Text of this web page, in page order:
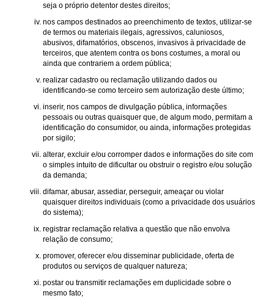
seja o próprio detentor destes direitos;
nos campos destinados ao preenchimento de textos, utilizar-se
de termos ou materiais ilegais, agressivos, caluniosos,
abusivos, difamatórios, obscenos, invasivos à privacidade de
terceiros, que atentem contra os bons costumes, a moral ou
ainda que contrariem a ordem pública;
realizar cadastro ou reclamação utilizando dados ou
identificando-se como terceiro sem autorização deste último;
inserir, nos campos de divulgação pública, informações
pessoais ou outras quaisquer que, de algum modo, permitam a
identificação do consumidor, ou ainda, informações protegidas
por sigilo;
alterar, excluir e/ou corromper dados e informações do site com
o simples intuito de dificultar ou obstruir o registro e/ou solução
da demanda;
difamar, abusar, assediar, perseguir, ameaçar ou violar
quaisquer direitos individuais (como a privacidade dos usuários
do sistema);
registrar reclamação relativa a questão que não envolva
relação de consumo;
promover, oferecer e/ou disseminar publicidade, oferta de
produtos ou serviços de qualquer natureza;
postar ou transmitir reclamações em duplicidade sobre o
mesmo fato;